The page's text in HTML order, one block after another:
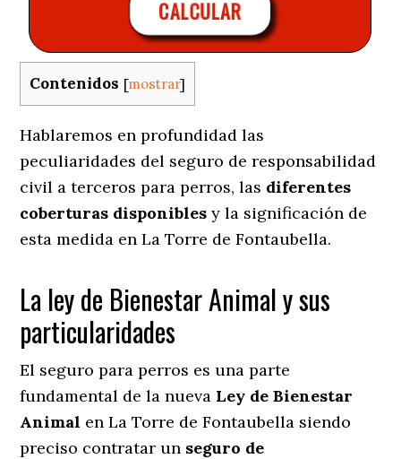
CALCULAR
Contenidos [mostrar]
Hablaremos en profundidad las
peculiaridades del seguro de responsabilidad
civil a terceros para perros, las diferentes
coberturas disponibles y la significación de
esta medida en La Torre de Fontaubella.
La ley de Bienestar Animal y sus
particularidades
El seguro para perros es una parte
fundamental de la nueva Ley de Bienestar
Animal en La Torre de Fontaubella siendo
preciso contratar un seguro de